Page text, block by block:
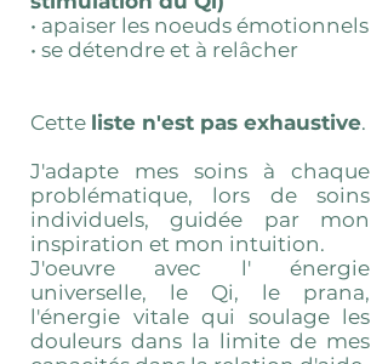
• apaiser les noeuds émotionnels
• se détendre et à relâcher
Cette liste n'est pas exhaustive.
J'adapte mes soins à chaque
problématique, lors de soins
individuels, guidée par mon
inspiration et mon intuition.
J'oeuvre avec l' énergie
universelle, le Qi, le prana,
l'énergie vitale qui soulage les
douleurs dans la limite de mes